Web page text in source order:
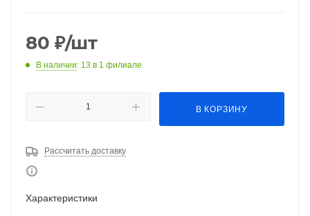
80 ₽/шт
В наличии: 13 в 1 филиале
В КОРЗИНУ
Рассчитать доставку
Характеристики